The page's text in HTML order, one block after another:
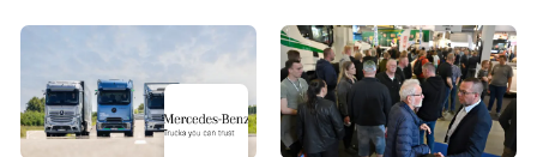
køretøjerne digitalt,
medvirket til, at de
professionelle kunder
markant har forbedret
både sik